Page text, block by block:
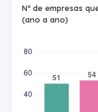
Nº de empresas
(ano a ano)